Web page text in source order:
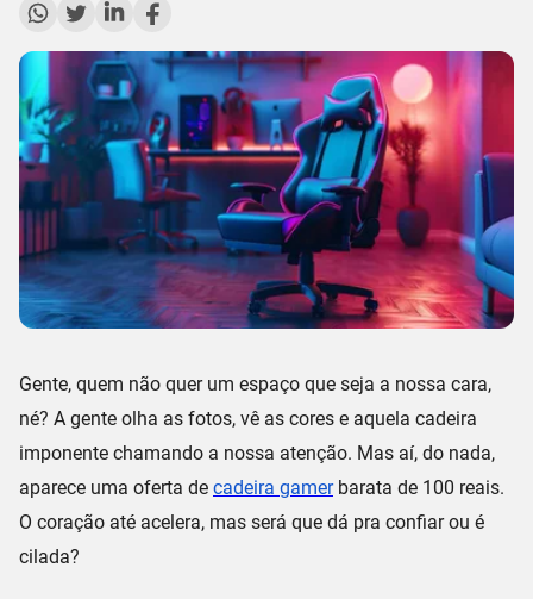
Gente, quem não quer um espaço que seja a nossa cara,
né? A gente olha as fotos, vê as cores e aquela cadeira
imponente chamando a nossa atenção. Mas aí, do nada,
aparece uma oferta de cadeira gamerbarata de 100 reais.
O coração até acelera, mas será que dá pra confiar ou é
cilada?